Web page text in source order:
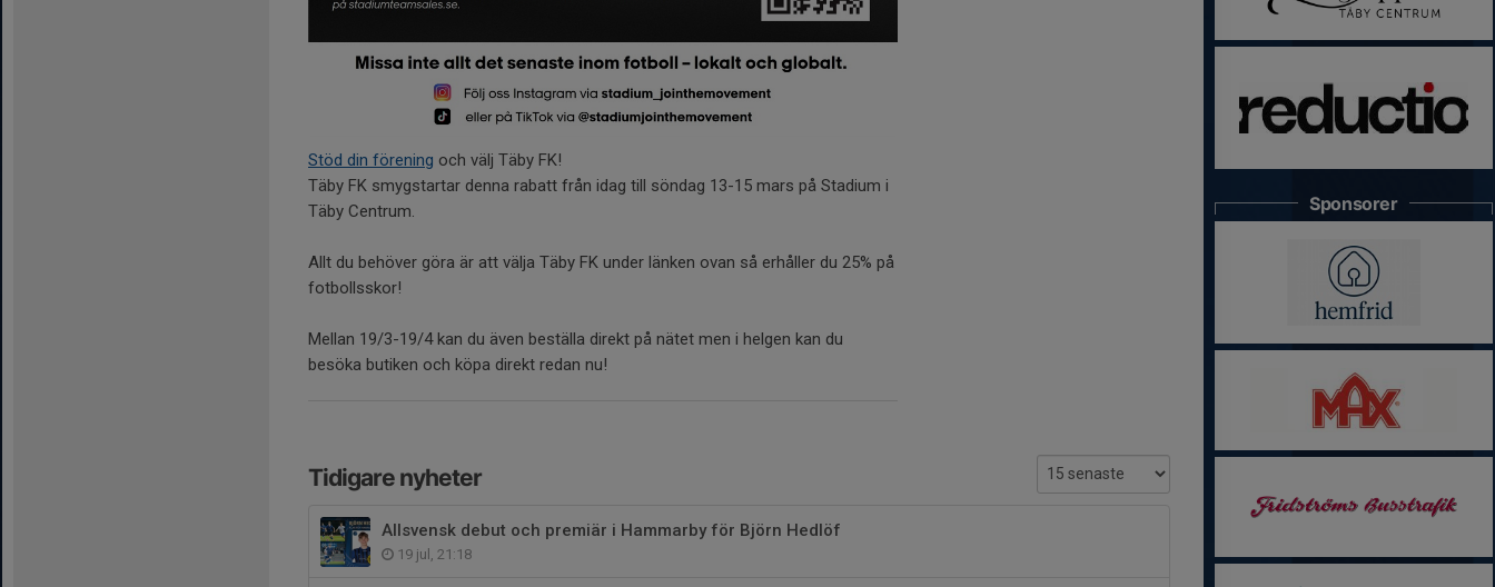
Stöd din förening och välj Täby FK!
Täby FK smygstartar denna rabatt från idag till söndag 13-15 mars på Stadium i
Täby Centrum.
Allt du behöver göra är att välja Täby FK under länken ovan så erhåller du 25% på
fotbollsskor!
Mellan 19/3-19/4 kan du även beställa direkt på nätet men i helgen kan du
besöka butiken och köpa direkt redan nu!
Tidigare nyheter
Allsvensk debut och premiär i Hammarby för Björn Hedlöf
19 jul, 21:18
Sponsorer